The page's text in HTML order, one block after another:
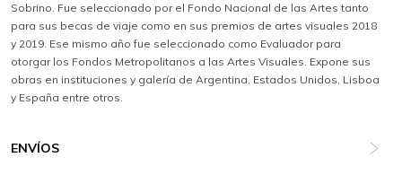
Sobrino. Fue seleccionado por el Fondo Nacional de las Artes tanto
para sus becas de viaje como en sus premios de artes visuales 2018
y 2019. Ese mismo año fue seleccionado como Evaluador para
otorgar los Fondos Metropolitanos a las Artes Visuales. Expone sus
obras en instituciones y galería de Argentina, Estados Unidos, Lisboa
y España entre otros.
ENVÍOS